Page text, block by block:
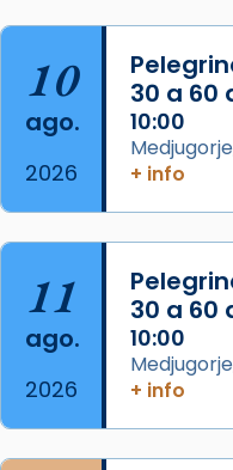
Arquebisbat
2 weeks ago
Memòria de les
Acompanyant la
partir de l’Edat
que les santes
Semproniana
eterna”) són
frare Joan Gaspar
que les santes
Mataró en
10
ago.
2026
30 a 60
10:00
+ info
11
ago.
2026
30 a 60
10:00
+ info